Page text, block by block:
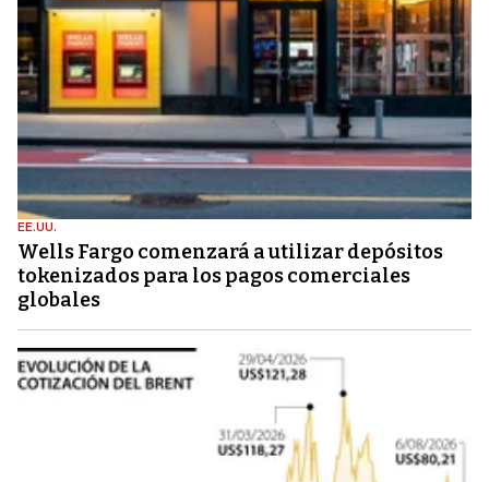
EE.UU.
Wells Fargo comenzará a utilizar depósitos
tokenizados para los pagos comerciales
globales